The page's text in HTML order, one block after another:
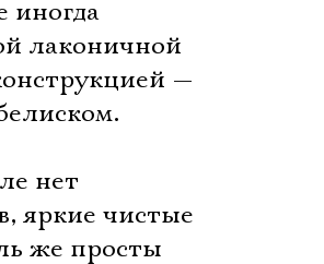
иногда
лаконичной
—
нет
яркие чистые
же просты